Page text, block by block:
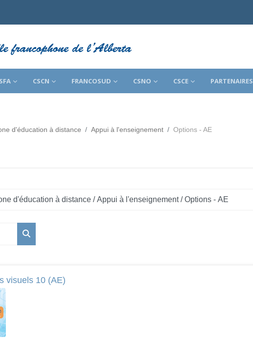
CSCN FRANCOSUD CSNO CSCE PARTENAIRES
d'éducation à distance Appui à l'enseignement Options - AE
Rechercher des cours
visuels 10 (AE)